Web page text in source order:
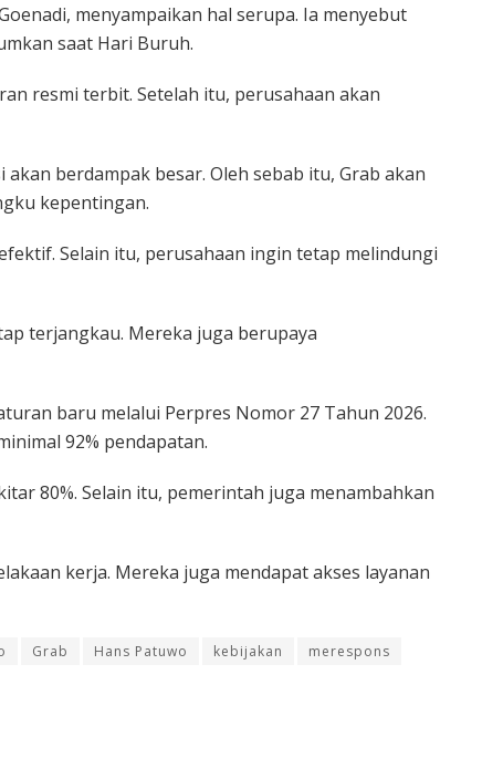
menyampaikan hal serupa. Ia menyebut
saat Hari Buruh.
resmi terbit. Setelah itu, perusahaan akan
berdampak besar. Oleh sebab itu, Grab akan
kepentingan.
Selain itu, perusahaan ingin tetap melindungi
terjangkau. Mereka juga berupaya
baru melalui Perpres Nomor 27 Tahun 2026.
92% pendapatan.
80%. Selain itu, pemerintah juga menambahkan
kerja. Mereka juga mendapat akses layanan
Grab Hans Patuwo kebijakan
merespons